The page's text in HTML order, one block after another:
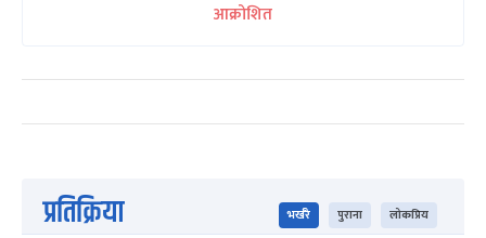
आक्रोशित
प्रतिक्रिया भर्खरै पुराना लोकप्रिय